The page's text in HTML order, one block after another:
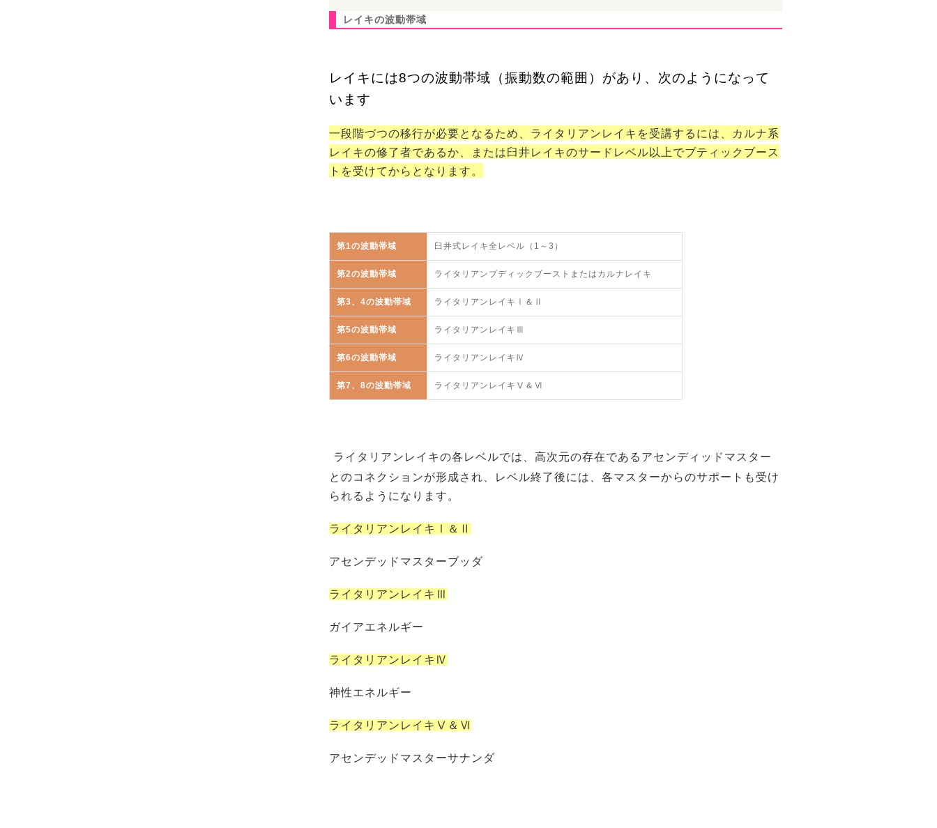
レイキの波動帯域
レイキには8つの波動帯域（振動数の範囲）があり、次のようになって
います
一段階づつの移行が必要となるため、ライタリアンレイキを受講するには、カルナ系
レイキの修了者であるか、または臼井レイキのサードレベル以上でブティックブース
トを受けてからとなります。
第1の波動帯域 臼井式レイキ全レベル（1～3）
第2の波動帯域 ライタリアンブディックブーストまたはカルナレイキ
第3、4の波動帯域 ライタリアンレイキⅠ＆Ⅱ
第5の波動帯域 ライタリアンレイキⅢ
第6の波動帯域 ライタリアンレイキⅣ
第7、8の波動帯域 ライタリアンレイキⅤ＆Ⅵ
ライタリアンレイキの各レベルでは、高次元の存在であるアセンディッドマスター
とのコネクションが形成され、レベル終了後には、各マスターからのサポートも受け
られるようになります。
ライタリアンレイキⅠ＆Ⅱ
アセンデッドマスターブッダ
ライタリアンレイキⅢ
ガイアエネルギー
ライタリアンレイキⅣ
神性エネルギー
ライタリアンレイキⅤ＆Ⅵ
アセンデッドマスターサナンダ